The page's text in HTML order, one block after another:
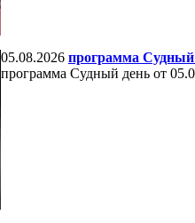
05.08.2026 программа Судный
программа Судный день от